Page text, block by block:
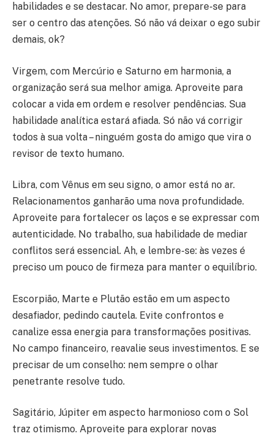
habilidades e se destacar. No amor, prepare-se para
ser o centro das atenções. Só não vá deixar o ego subir
demais, ok?
Virgem, com Mercúrio e Saturno em harmonia, a
organização será sua melhor amiga. Aproveite para
colocar a vida em ordem e resolver pendências. Sua
habilidade analítica estará afiada. Só não vá corrigir
todos à sua volta – ninguém gosta do amigo que vira o
revisor de texto humano.
Libra, com Vênus em seu signo, o amor está no ar.
Relacionamentos ganharão uma nova profundidade.
Aproveite para fortalecer os laços e se expressar com
autenticidade. No trabalho, sua habilidade de mediar
conflitos será essencial. Ah, e lembre-se: às vezes é
preciso um pouco de firmeza para manter o equilíbrio.
Escorpião, Marte e Plutão estão em um aspecto
desafiador, pedindo cautela. Evite confrontos e
canalize essa energia para transformações positivas.
No campo financeiro, reavalie seus investimentos. E se
precisar de um conselho: nem sempre o olhar
penetrante resolve tudo.
Sagitário, Júpiter em aspecto harmonioso com o Sol
traz otimismo. Aproveite para explorar novas